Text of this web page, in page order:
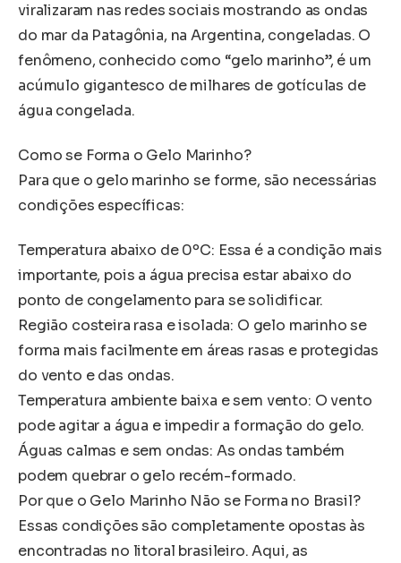
viralizaram nas redes sociais mostrando as ondas
do mar da Patagônia, na Argentina, congeladas. O
fenômeno, conhecido como “gelo marinho”, é um
acúmulo gigantesco de milhares de gotículas de
água congelada.
Como se Forma o Gelo Marinho?
Para que o gelo marinho se forme, são necessárias
condições específicas:
Temperatura abaixo de 0ºC: Essa é a condição mais
importante, pois a água precisa estar abaixo do
ponto de congelamento para se solidificar.
Região costeira rasa e isolada: O gelo marinho se
forma mais facilmente em áreas rasas e protegidas
do vento e das ondas.
Temperatura ambiente baixa e sem vento: O vento
pode agitar a água e impedir a formação do gelo.
Águas calmas e sem ondas: As ondas também
podem quebrar o gelo recém-formado.
Por que o Gelo Marinho Não se Forma no Brasil?
Essas condições são completamente opostas às
encontradas no litoral brasileiro. Aqui, as